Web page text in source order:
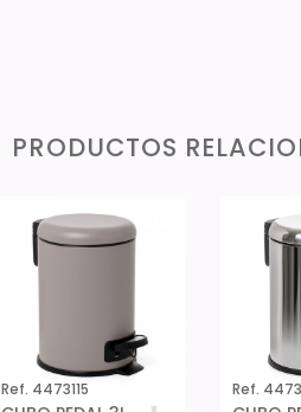
PRODUCTOS
Ref. 4473115 Ref.